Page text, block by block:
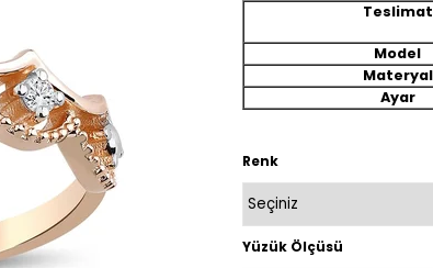
Teslimat
Model
Materyal
Ayar
Renk
Yüzük Ölçüsü